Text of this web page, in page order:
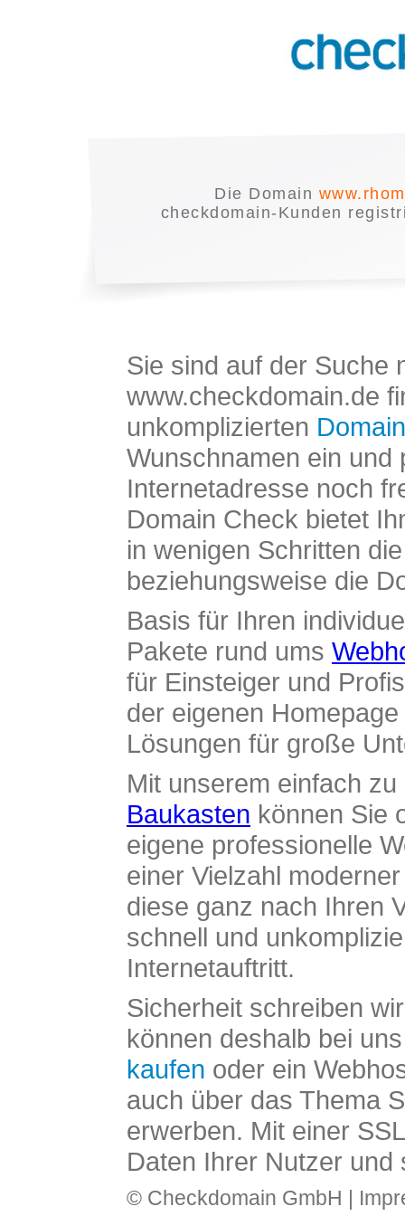
Die Domain
checkdomain-Kunden
Sie sind auf der Suche
www.checkdomain.de
unkomplizierten
Wunschnamen ein und
Internetadresse noch
Domain Check bietet
in wenigen Schritten
beziehungsweise die
Basis für Ihren
Pakete rund ums
für Einsteiger und
der eigenen
Lösungen für große
Mit unserem einfach
Baukasten können Sie
eigene professionelle
einer Vielzahl
diese ganz nach Ihren
schnell und
Internetauftritt.
Sicherheit schreiben
können deshalb bei
kaufen oder ein
auch über das Thema
erwerben. Mit einer
Daten Ihrer Nutzer und
© Checkdomain GmbH |